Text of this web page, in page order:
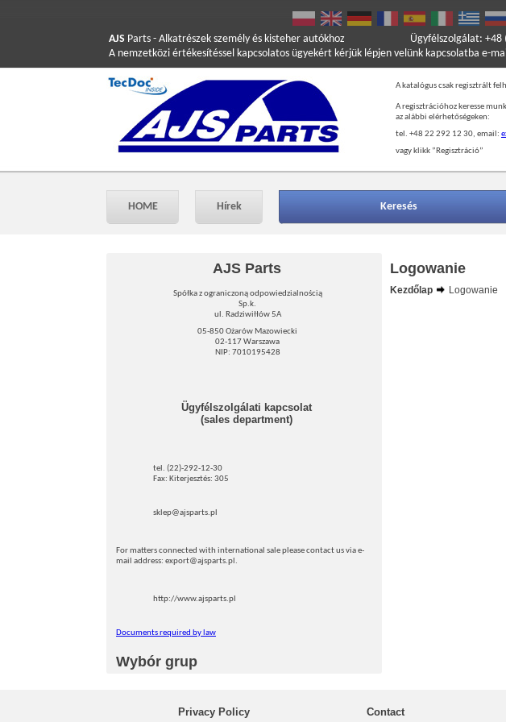
AJS Parts - Alkatrészek személy és kisteher autókhoz
A nemzetközi értékesítéssel kapcsolatos ügyekért kérjük lépjen velünk kapcsolatba e-
Ügyfélszolgálat: +48
A katalógus csak regisztrált
A regisztrációhoz keresse
az alábbi elérhetőségeken:
tel. +48 22 292 12 30, email:
vagy klikk ”Regisztráció”
HOME Hírek Keresés
AJS Parts
Spółka z ograniczoną odpowiedzialnością
Sp.k.
ul. Radziwiłłów 5A
05-850 Ożarów Mazowiecki
02-117 Warszawa
NIP: 7010195428
Ügyfélszolgálati kapcsolat
(sales department)
tel. (22)-292-12-30
Fax: Kiterjesztés: 305
sklep@ajsparts.pl
For matters connected with international sale please contact us via e-
mail address: export@ajsparts.pl.
http://www.ajsparts.pl
Documents required by law
Wybór grup
Logowanie
Kezdőlap
Logowanie
Privacy Policy Contact